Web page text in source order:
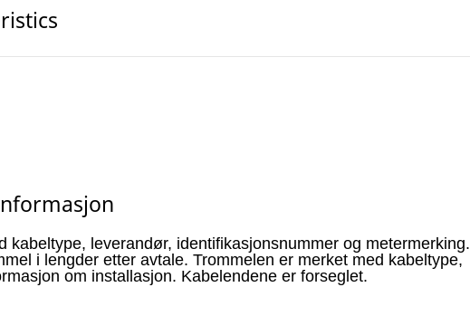
kabeltype, leverandør, identifikasjonsnummer og metermerking.
i lengder etter avtale. Trommelen er merket med kabeltype,
om installasjon. Kabelendene er forseglet.